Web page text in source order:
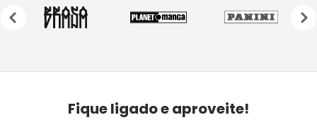
‹
›
Fique ligado e aproveite!